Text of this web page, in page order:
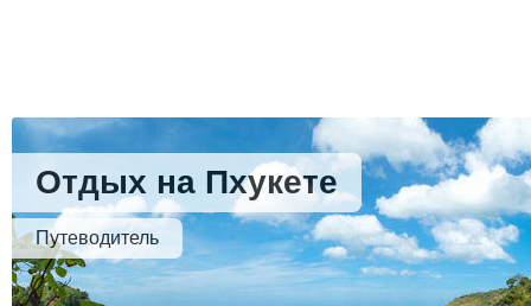
Отдых на Пхукете
Путеводитель